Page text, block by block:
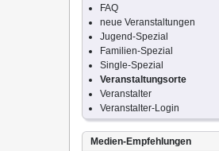
FAQ
neue Veranstaltungen
Jugend-Spezial
Familien-Spezial
Single-Spezial
Veranstaltungsorte
Veranstalter
Veranstalter-Login
Medien-Empfehlungen